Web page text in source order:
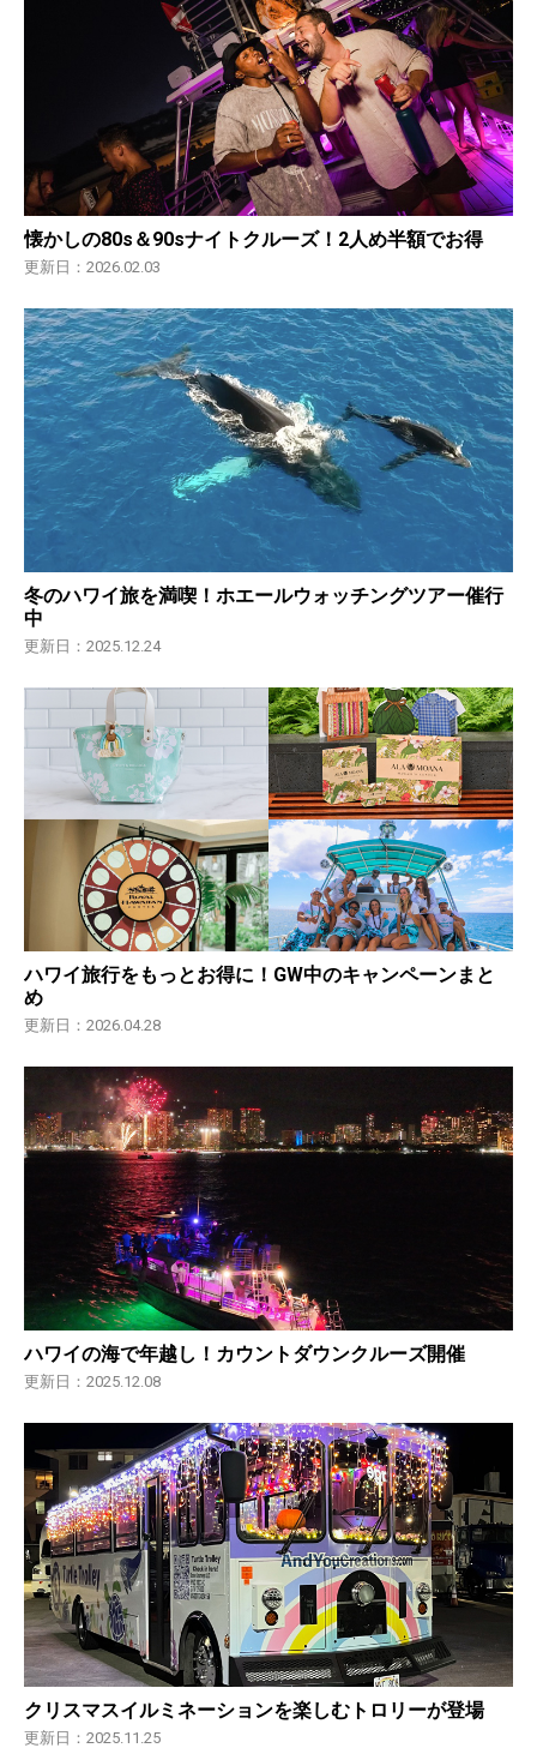
懐かしの80s＆90sナイトクルーズ！2人め半額でお得
更新日：2026.02.03
冬のハワイ旅を満喫！ホエールウォッチングツアー催行
中
更新日：2025.12.24
ハワイ旅行をもっとお得に！GW中のキャンペーンまと
め
更新日：2026.04.28
ハワイの海で年越し！カウントダウンクルーズ開催
更新日：2025.12.08
クリスマスイルミネーションを楽しむトロリーが登場
更新日：2025.11.25